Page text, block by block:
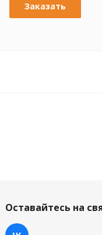
Заказать
Оставайтесь на